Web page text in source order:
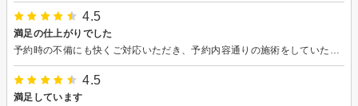
4.5
満足の仕上がりでした
4.5
満足しています